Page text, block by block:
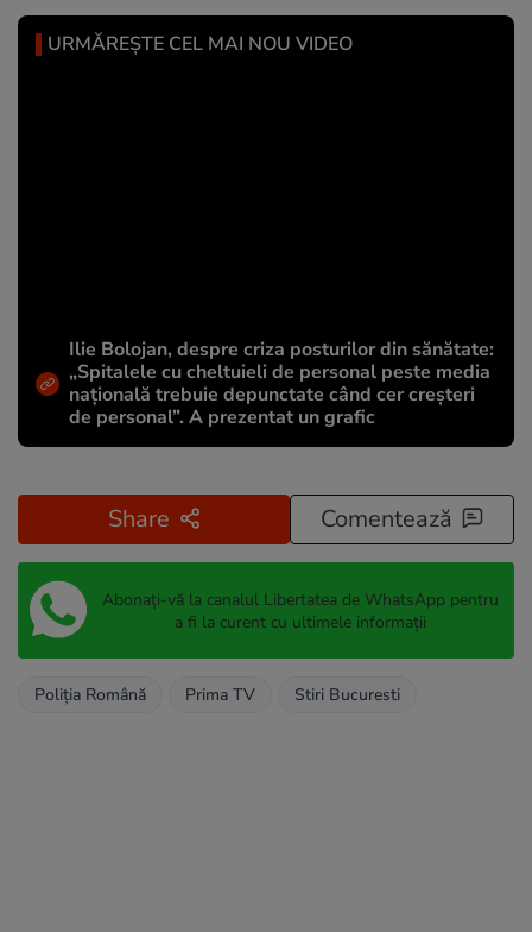
URMĂREȘTE CEL MAI NOU VIDEO
Ilie Bolojan, despre criza posturilor din sănătate:
„Spitalele cu cheltuieli de personal peste media
națională trebuie depunctate când cer creșteri
de personal”. A prezentat un grafic
Share Comentează
Abonați-vă la canalul Libertatea de WhatsApp pentru
a fi la curent cu ultimele informații
Poliția Română Prima TV Stiri Bucuresti